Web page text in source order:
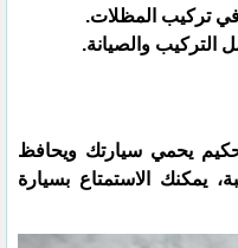
تركيب المظلات.
والصيانة.
يحمي سيارتك ويحافظ
يمكنك الاستمتاع بسيارة